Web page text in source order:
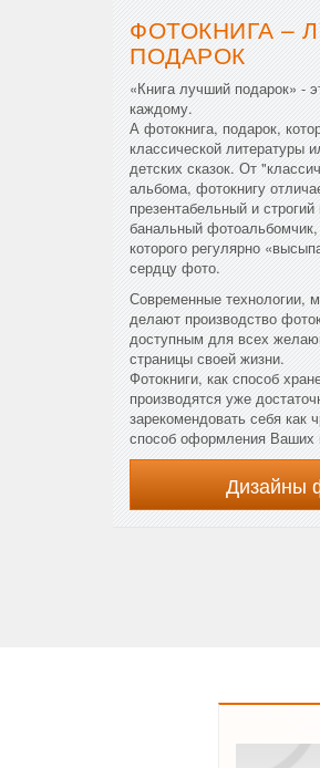
ФОТОКНИГА –
ПОДАРОК
«Книга лучший подарок» -
каждому.
А фотокнига, подарок,
классической литературы
детских сказок. От
альбома, фотокнигу
презентабельный и
банальный фотоальбомчик,
которого регулярно
сердцу фото.
Современные технологии,
делают производство
доступным для всех
страницы своей жизни.
Фотокниги, как способ
производятся уже
зарекомендовать себя как
способ оформления Ваших
Дизайны